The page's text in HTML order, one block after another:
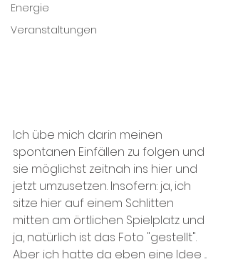
Energie
Veranstaltungen
Ich übe mich darin meinen
spontanen Einfällen zu folgen und
sie möglichst zeitnah ins hier und
jetzt umzusetzen. Insofern: ja, ich
sitze hier auf einem Schlitten
mitten am örtlichen Spielplatz und
ja, natürlich ist das Foto "gestellt".
Aber ich hatte da eben eine Idee ...